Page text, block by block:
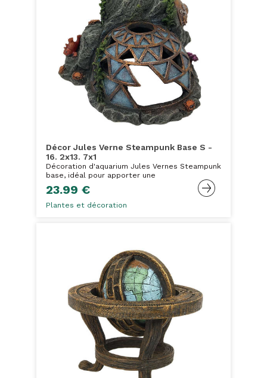
Décor Jules Verne Steampunk Base S -
16. 2x13. 7x1
Décoration d'aquarium Jules Vernes Steampunk
base, idéal pour apporter une
23.99 €
Plantes et décoration